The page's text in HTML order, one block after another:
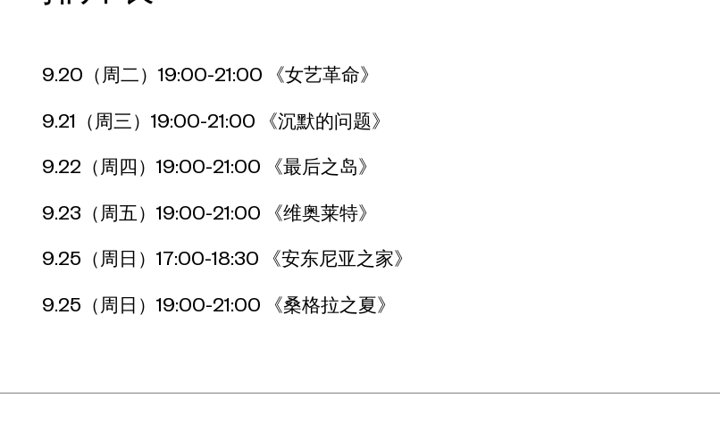
9.20（周二）19:00-21:00 《女艺革命》
9.21（周三）19:00-21:00 《沉默的问题》
9.22（周四）19:00-21:00 《最后之岛》
9.23（周五）19:00-21:00 《维奥莱特》
9.25（周日）17:00-18:30 《安东尼亚之家》
9.25（周日）19:00-21:00 《桑格拉之夏》